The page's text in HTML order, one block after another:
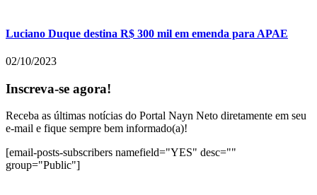
Luciano Duque destina R$ 300 mil em emenda para APAE
02/10/2023
Inscreva-se agora!
Receba as últimas notícias do Portal Nayn Neto diretamente em seu
e-mail e fique sempre bem informado(a)!
[email-posts-subscribers namefield="YES" desc=""
group="Public"]